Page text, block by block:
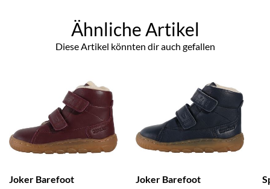
Ähnliche Artikel
Diese Artikel könnten dir auch gefallen
Joker Barefoot
Joker Barefoot